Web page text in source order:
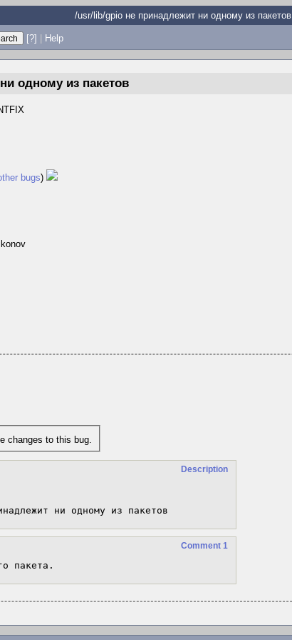
/usr/lib/gpio не принадлежит ни одному из пакетов
[?] | Help
одному из пакетов
bugs)
changes to this bug.
Description
ни одному из пакетов
Comment 1